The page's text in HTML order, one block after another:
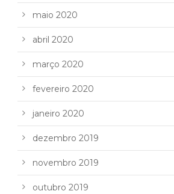
maio 2020
abril 2020
março 2020
fevereiro 2020
janeiro 2020
dezembro 2019
novembro 2019
outubro 2019